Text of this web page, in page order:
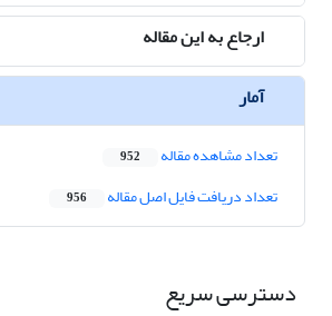
ارجاع به این مقاله
آمار
تعداد مشاهده مقاله 952
تعداد دریافت فایل اصل مقاله 956
دسترسی سریع